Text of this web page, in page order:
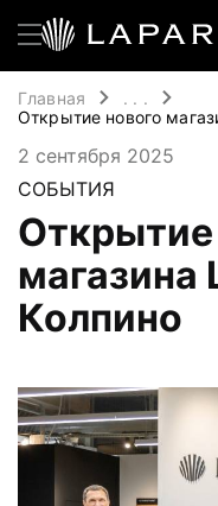
Главная
. . .
Открытие нового
2 сентября 2025
СОБЫТИЯ
Открытие
магазина
Колпино